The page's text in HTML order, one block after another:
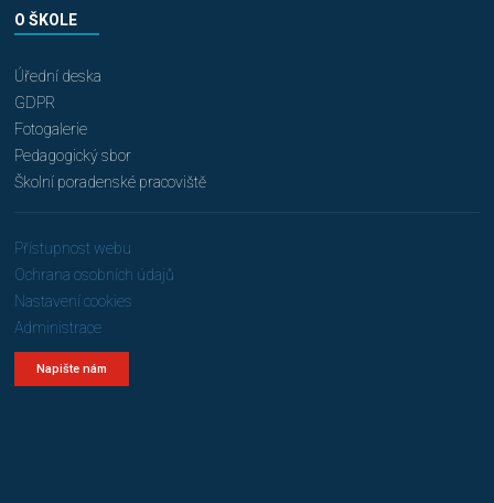
O ŠKOLE
Úřední deska
GDPR
Fotogalerie
Pedagogický sbor
Školní poradenské pracoviště
Přístupnost webu
Ochrana osobních údajů
Nastavení cookies
Administrace
Napište nám